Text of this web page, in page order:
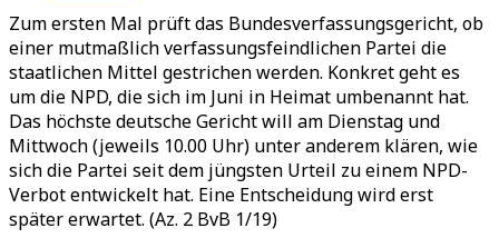
Zum ersten Mal prüft das Bundesverfassungsgericht, ob
einer mutmaßlich verfassungsfeindlichen Partei die
staatlichen Mittel gestrichen werden. Konkret geht es
um die NPD, die sich im Juni in Heimat umbenannt hat.
Das höchste deutsche Gericht will am Dienstag und
Mittwoch (jeweils 10.00 Uhr) unter anderem klären, wie
sich die Partei seit dem jüngsten Urteil zu einem NPD-
Verbot entwickelt hat. Eine Entscheidung wird erst
später erwartet. (Az. 2 BvB 1/19)